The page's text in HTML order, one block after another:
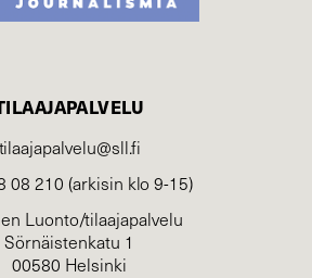
tilaajapalvelu@sll.fi
08 210 (arkisin klo 9-15)
Luonto/tilaajapalvelu
Sörnäistenkatu 1
00580 Helsinki